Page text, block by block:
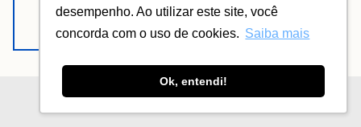
desempenho. Ao utilizar este site, você
concorda com o uso de cookies. Saiba mais
Ok, entendi!
Enviar comentário